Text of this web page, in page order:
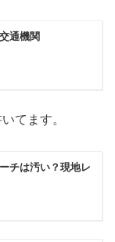
通機関
てます。
チは汚い？現地レ